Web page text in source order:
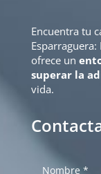
Encuentra tu
ofrece un
superar la
vida.